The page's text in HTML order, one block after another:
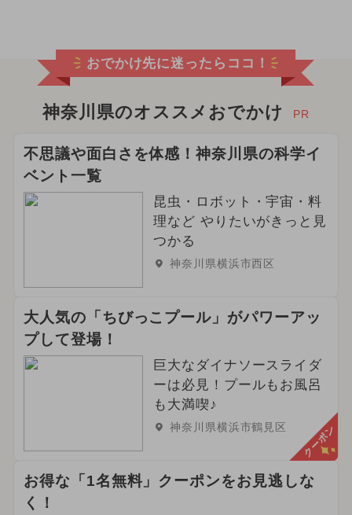
おでかけ先に迷ったらココ！
神奈川県のオススメおでかけ PR
不思議や面白さを体感！神奈川県の科学イ
ベント一覧
昆虫・ロボット・宇宙・料
理など やりたいがきっと見
つかる
神奈川県横浜市西区
大人気の「ちびっこプール」がパワーアッ
プして登場！
巨大なダイナソースライダ
ーは必見！プールもお風呂
も大満喫♪
神奈川県横浜市鶴見区 クーポン
お得な「1名無料」クーポンをお見逃しな
く！